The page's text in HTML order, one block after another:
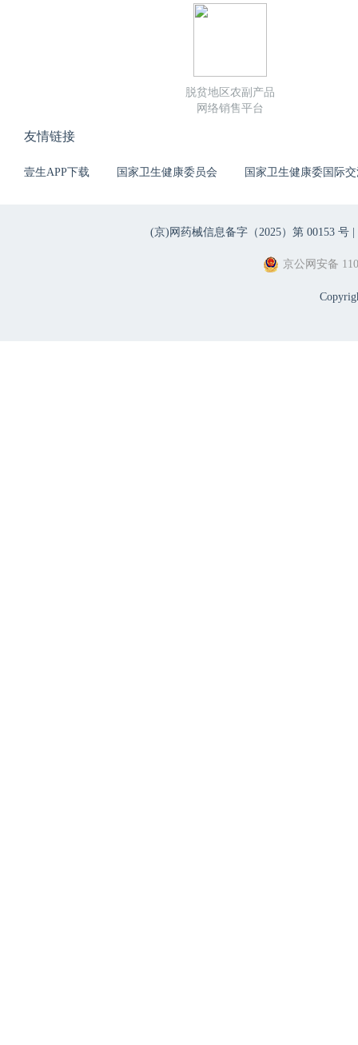
脱贫地区农副产品
网络销售平台
友情链接
壹生APP下载 国家卫生健康委员会 国家卫生健康委国际
(京)网药械信息备字（2025）第 00153 号 |
京公网安备